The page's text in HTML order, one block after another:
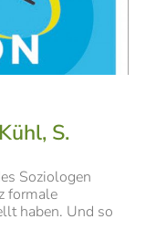
S.
Soziologen
formale
haben. Und so